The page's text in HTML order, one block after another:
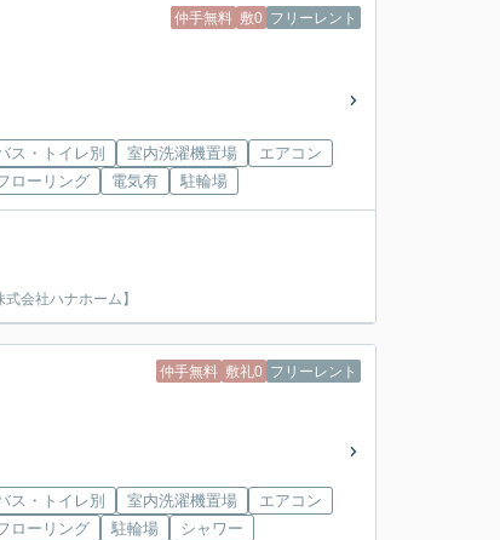
仲手無料 敷0 フリーレント
ス・トイレ別 室内洗濯機置場
エアコン
ローリング
電気有 駐輪場
会社ハナホーム】
仲手無料 敷礼0 フリーレント
ス・トイレ別 室内洗濯機置場
エアコン
ローリング
駐輪場 シャワー